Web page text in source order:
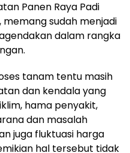
Panen Raya Padi
sudah menjadi
dalam rangka
tanam tentu masih
dan kendala yang
hama penyakit,
dan masalah
juga fluktuasi harga
hal tersebut tidak